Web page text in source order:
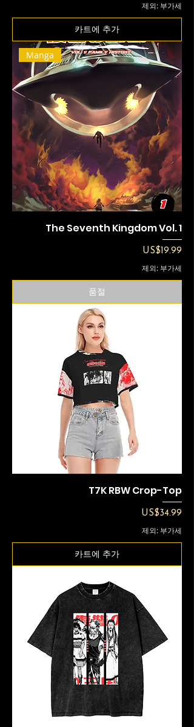
제외: 부가세
카트에 추가
Manga
The Seventh Kingdom Vol. 1
가격
US$19.99
제외: 부가세
품절
T7K RBW Crop-Top
가격
US$34.99
제외: 부가세
카트에 추가